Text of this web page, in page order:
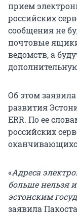
прием
российских
сообщения не
почтовые
ведомств, а
Об этом
развития
ERR. По ее
российских
«Адреса
больше нельзя
эстонским
заявила